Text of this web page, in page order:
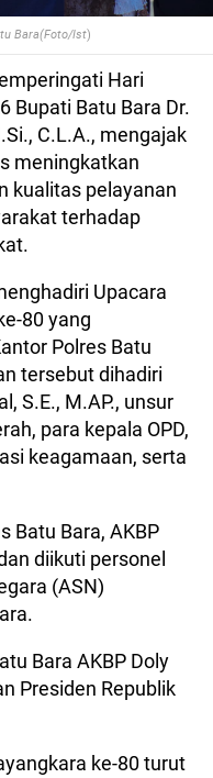
Bara(Foto/Ist)
Hari
Bupati Batu Bara Dr.
C.L.A., mengajak
meningkatkan
kualitas pelayanan
terhadap
Upacara
80 yang
Polres Batu
tersebut dihadiri
S.E., M.AP., unsur
para kepala OPD,
keagamaan, serta
Batu Bara, AKBP
diikuti personel
(ASN)
Bara AKBP Doly
Presiden Republik
ke-80 turut